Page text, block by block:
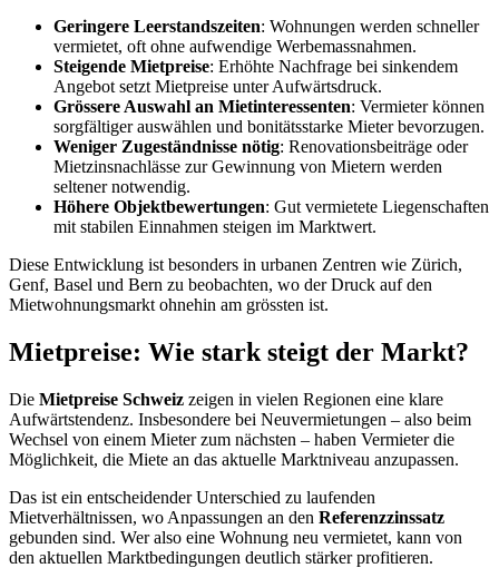
Geringere Leerstandszeiten: Wohnungen werden schneller
vermietet, oft ohne aufwendige Werbemassnahmen.
Steigende Mietpreise: Erhöhte Nachfrage bei sinkendem
Angebot setzt Mietpreise unter Aufwärtsdruck.
Grössere Auswahl an Mietinteressenten: Vermieter können
sorgfältiger auswählen und bonitätsstarke Mieter bevorzugen.
Weniger Zugeständnisse nötig: Renovationsbeiträge oder
Mietzinsnachlässe zur Gewinnung von Mietern werden
seltener notwendig.
Höhere Objektbewertungen: Gut vermietete Liegenschaften
mit stabilen Einnahmen steigen im Marktwert.
Diese Entwicklung ist besonders in urbanen Zentren wie Zürich,
Genf, Basel und Bern zu beobachten, wo der Druck auf den
Mietwohnungsmarkt ohnehin am grössten ist.
Mietpreise: Wie stark steigt der Markt?
Die Mietpreise Schweiz zeigen in vielen Regionen eine klare
Aufwärtstendenz. Insbesondere bei Neuvermietungen – also beim
Wechsel von einem Mieter zum nächsten – haben Vermieter die
Möglichkeit, die Miete an das aktuelle Marktniveau anzupassen.
Das ist ein entscheidender Unterschied zu laufenden
Mietverhältnissen, wo Anpassungen an den Referenzzinssatz
gebunden sind. Wer also eine Wohnung neu vermietet, kann von
den aktuellen Marktbedingungen deutlich stärker profitieren.